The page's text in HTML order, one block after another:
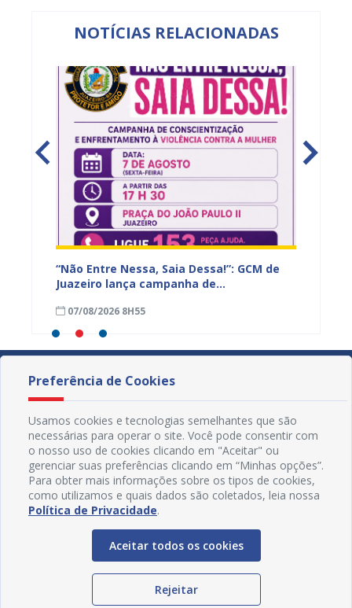
NOTÍCIAS RELACIONADAS
“Não Entre Nessa, Saia Dessa!”: GCM de
Juazeiro lança campanha de
violência contra a mulher
07/08/2026 8H55
Redes Sociais
Preferência de Cookies
Usamos cookies e tecnologias semelhantes que são
necessárias para operar o site. Você pode consentir com
o nosso uso de cookies clicando em "Aceitar" ou
gerenciar suas preferências clicando em “Minhas opções”.
Para obter mais informações sobre os tipos de cookies,
como utilizamos e quais dados são coletados, leia nossa
Política de Privacidade.
Aceitar todos os cookies
Rejeitar